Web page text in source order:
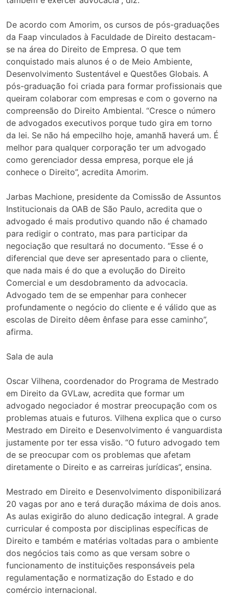
De acordo com Amorim, os cursos de pós-graduações
da Faap vinculados à Faculdade de Direito destacam-
se na área do Direito de Empresa. O que tem
conquistado mais alunos é o de Meio Ambiente,
Desenvolvimento Sustentável e Questões Globais. A
pós-graduação foi criada para formar profissionais que
queiram colaborar com empresas e com o governo na
compreensão do Direito Ambiental. “Cresce o número
de advogados executivos porque tudo gira em torno
da lei. Se não há empecilho hoje, amanhã haverá um. É
melhor para qualquer corporação ter um advogado
como gerenciador dessa empresa, porque ele já
conhece o Direito”, acredita Amorim.
Jarbas Machione, presidente da Comissão de Assuntos
Institucionais da OAB de São Paulo, acredita que o
advogado é mais produtivo quando não é chamado
para redigir o contrato, mas para participar da
negociação que resultará no documento. “Esse é o
diferencial que deve ser apresentado para o cliente,
que nada mais é do que a evolução do Direito
Comercial e um desdobramento da advocacia.
Advogado tem de se empenhar para conhecer
profundamente o negócio do cliente e é válido que as
escolas de Direito dêem ênfase para esse caminho”,
afirma.
Sala de aula
Oscar Vilhena, coordenador do Programa de Mestrado
em Direito da GVLaw, acredita que formar um
advogado negociador é mostrar preocupação com os
problemas atuais e futuros. Vilhena explica que o curso
Mestrado em Direito e Desenvolvimento é vanguardista
justamente por ter essa visão. “O futuro advogado tem
de se preocupar com os problemas que afetam
diretamente o Direito e as carreiras jurídicas”, ensina.
Mestrado em Direito e Desenvolvimento disponibilizará
20 vagas por ano e terá duração máxima de dois anos.
As aulas exigirão do aluno dedicação integral. A grade
curricular é composta por disciplinas específicas de
Direito e também e matérias voltadas para o ambiente
dos negócios tais como as que versam sobre o
funcionamento de instituições responsáveis pela
regulamentação e normatização do Estado e do
comércio internacional.